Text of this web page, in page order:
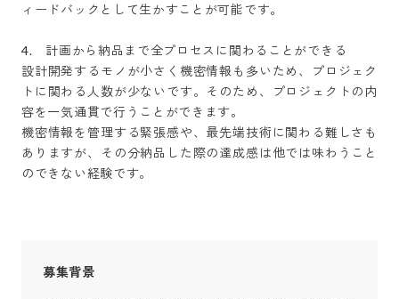
ィードバックとして生かすことが可能です。
4.　計画から納品まで全プロセスに関わることができる
設計開発するモノが小さく機密情報も多いため、プロジェク
トに関わる人数が少ないです。そのため、プロジェクトの内
容を一気通貫で行うことができます。
機密情報を管理する緊張感や、最先端技術に関わる難しさも
ありますが、その分納品した際の達成感は他では味わうこと
のできない経験です。
募集背景